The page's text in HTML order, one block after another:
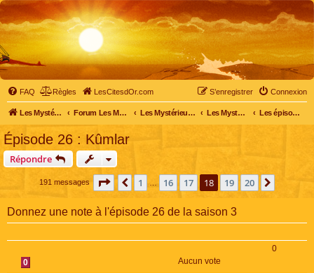
FAQ Règles LesCitesdOr.com Connexion
S’enregistrer
Les Mystérieuses Cités d'Or - LesCitesdOr.com Forum Les Mystérieuses Cités d'Or Les Mystérieuses Cités d'Or Les Mystérieuses Cités d'Or : saison 3 (2016) Les épisodes de la saison 3
Épisode 26 : Kûmlar
Répondre
191 messages Page 18 sur 20
Précédente
1 16 17 18 19 20 Suivante
Donnez une note à l'épisode 26 de la saison 3
0
0
Aucun vote